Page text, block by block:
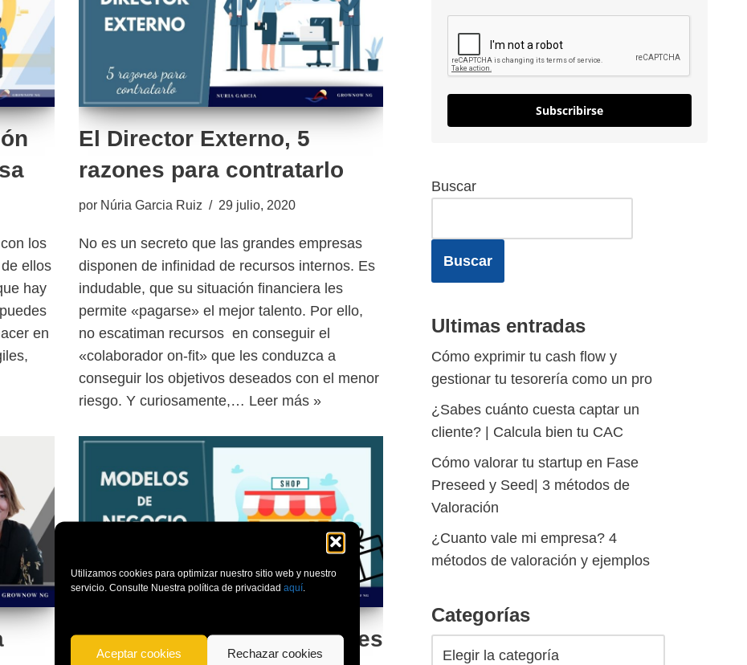
Utilizamos cookies para optimizar nuestro sitio web y nuestro
servicio. Consulte Nuestra política de privacidad aquí
Aceptar cookies Rechazar cookies
los
ellos
hay
en
El Director Externo, 5
razones para contratarlo
por Núria Garcia Ruiz 29 julio, 2020
No es un secreto que las grandes empresas
disponen de infinidad de recursos internos. Es
indudable, que su situación financiera les
permite «pagarse» el mejor talento. Por ello,
no escatiman recursos en conseguir el
«colaborador on-fit» que les conduzca a
conseguir los objetivos deseados con el menor
riesgo. Y curiosamente,… Leer más »
Modelos de negocio| Claves
Subscribirse
Buscar
Buscar
Ultimas entradas
Cómo exprimir tu cash flow y
gestionar tu tesorería como un pro
¿Sabes cuánto cuesta captar un
cliente? | Calcula bien tu CAC
Cómo valorar tu startup en Fase
Preseed y Seed| 3 métodos de
Valoración
¿Cuanto vale mi empresa? 4
métodos de valoración y ejemplos
Categorías